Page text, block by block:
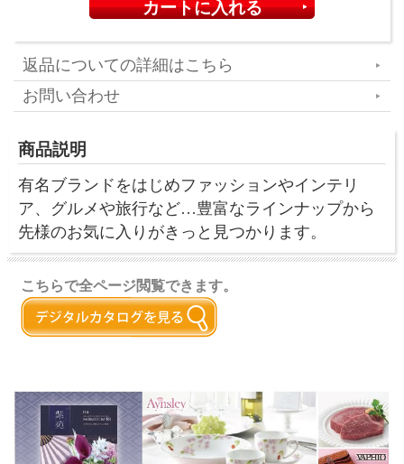
返品についての詳細はこちら
お問い合わせ
商品説明
有名ブランドをはじめファッションやインテリ
ア、グルメや旅行など…豊富なラインナップから
先様のお気に入りがきっと見つかります。
こちらで全ページ閲覧できます。